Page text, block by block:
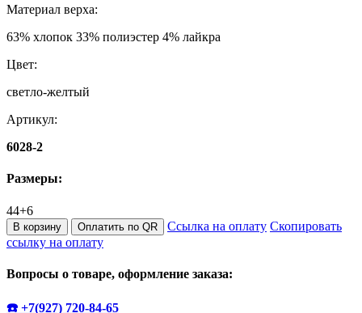
Материал верха:
63% хлопок 33% полиэстер 4% лайкра
Цвет:
светло-желтый
Артикул:
6028-2
Размеры:
44+6
В корзину Оплатить по QR Ссылка на оплату Скопировать
ссылку на оплату
Вопросы о товаре, оформление заказа:
☎️ +7(927) 720-84-65